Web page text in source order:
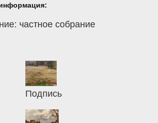
частное собрание
Подпись